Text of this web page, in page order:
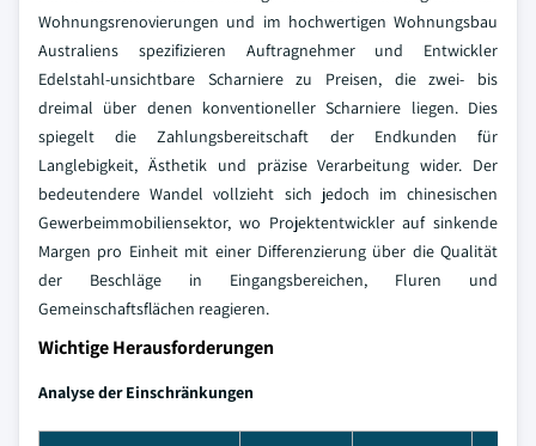
Wohnungsrenovierungen und im hochwertigen Wohnungsbau
Australiens spezifizieren Auftragnehmer und Entwickler
Edelstahl-unsichtbare Scharniere zu Preisen, die zwei- bis
dreimal über denen konventioneller Scharniere liegen. Dies
spiegelt die Zahlungsbereitschaft der Endkunden für
Langlebigkeit, Ästhetik und präzise Verarbeitung wider. Der
bedeutendere Wandel vollzieht sich jedoch im chinesischen
Gewerbeimmobiliensektor, wo Projektentwickler auf sinkende
Margen pro Einheit mit einer Differenzierung über die Qualität
der Beschläge in Eingangsbereichen, Fluren und
Gemeinschaftsflächen reagieren.
Wichtige Herausforderungen
Analyse der Einschränkungen